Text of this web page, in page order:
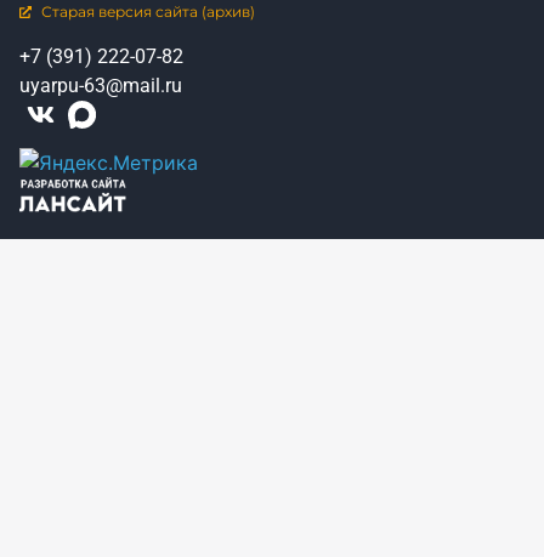
Старая версия сайта (архив)
+7 (391) 222-07-82
uyarpu-63@mail.ru